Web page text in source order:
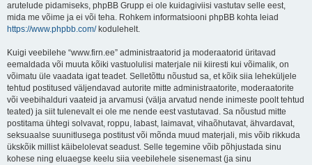
arutelude pidamiseks, phpBB Grupp ei ole kuidagiviisi vastutav selle eest,
mida me võime ja ei või teha. Rohkem informatsiooni phpBB kohta leiad
https://www.phpbb.com/kodulehelt.
Kuigi veebilehe “www.firn.ee” administraatorid ja moderaatorid üritavad
eemaldada või muuta kõiki vastuolulisi materjale nii kiiresti kui võimalik, on
võimatu üle vaadata igat teadet. Selletõttu nõustud sa, et kõik siia leheküljele
tehtud postitused väljendavad autorite mitte administraatorite, moderaatorite
või veebihalduri vaateid ja arvamusi (välja arvatud nende inimeste poolt tehtud
teated) ja siit tulenevalt ei ole me nende eest vastutavad. Sa nõustud mitte
postitama ühtegi solvavat, roppu, labast, laimavat, vihaõhutavat, ähvardavat,
seksuaalse suunitlusega postitust või mõnda muud materjali, mis võib rikkuda
ükskõik millist käibelolevat seadust. Selle tegemine võib põhjustada sinu
kohese ning eluaegse keelu siia veebilehele sisenemast (ja sinu